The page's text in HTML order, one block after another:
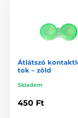
Átlátszó
tok – zöld
Skladem
450 Ft